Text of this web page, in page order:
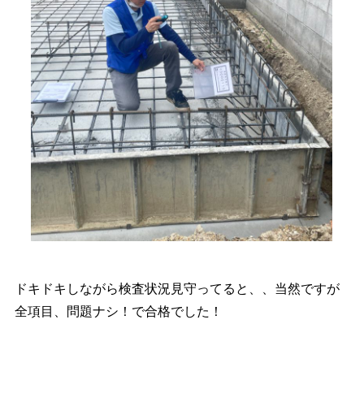
ドキドキしながら検査状況見守ってると、、当然ですが
全項目、問題ナシ！で合格でした！